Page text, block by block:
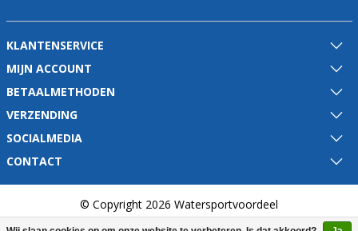
KLANTENSERVICE
MIJN ACCOUNT
BETAALMETHODEN
VERZENDING
SOCIALMEDIA
CONTACT
© Copyright 2026 Watersportvoordeel